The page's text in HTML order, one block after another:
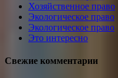
Хозяйственное право
Экологическое право
Экологическое право
Это интересно
Свежие комментарии